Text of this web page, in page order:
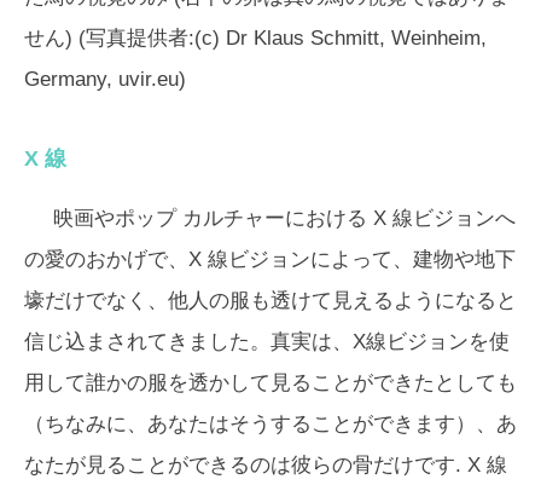
せん) (写真提供者:(c) Dr Klaus Schmitt, Weinheim,
Germany, uvir.eu)
X 線
映画やポップ カルチャーにおける X 線ビジョンへ
の愛のおかげで、X 線ビジョンによって、建物や地下
壕だけでなく、他人の服も透けて見えるようになると
信じ込まされてきました。真実は、X線ビジョンを使
用して誰かの服を透かして見ることができたとしても
（ちなみに、あなたはそうすることができます）、あ
なたが見ることができるのは彼らの骨だけです. X 線